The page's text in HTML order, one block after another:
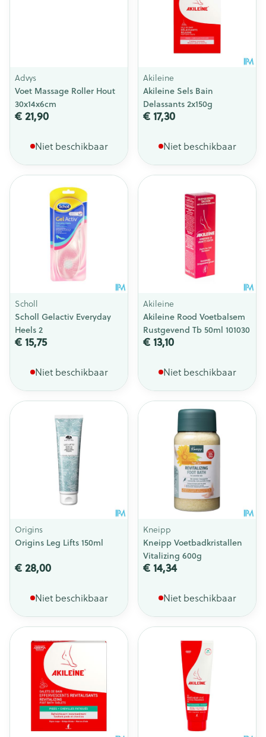
Advys
Voet Massage Roller Hout
30x14x6cm
€ 21,90
Niet beschikbaar
Akileine
Akileine Sels Bain
Delassants 2x150g
€ 17,30
Niet beschikbaar
Scholl
Scholl Gelactiv Everyday
Heels 2
€ 15,75
Niet beschikbaar
Akileine
Akileine Rood Voetbalsem
Rustgevend Tb 50ml 101030
€ 13,10
Niet beschikbaar
Origins
Origins Leg Lifts 150ml
€ 28,00
Niet beschikbaar
Kneipp
Kneipp Voetbadkristallen
Vitalizing 600g
€ 14,34
Niet beschikbaar